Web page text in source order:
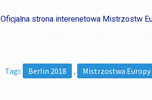
Oficjalna strona interenetowa Mistrzostw
Tagi: Berlin 2018 , Mistrzostwa